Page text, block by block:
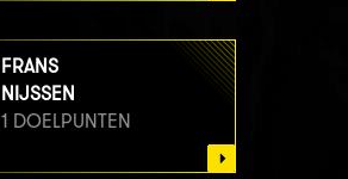
FRANS
NIJSSEN
1 DOELPUNTEN